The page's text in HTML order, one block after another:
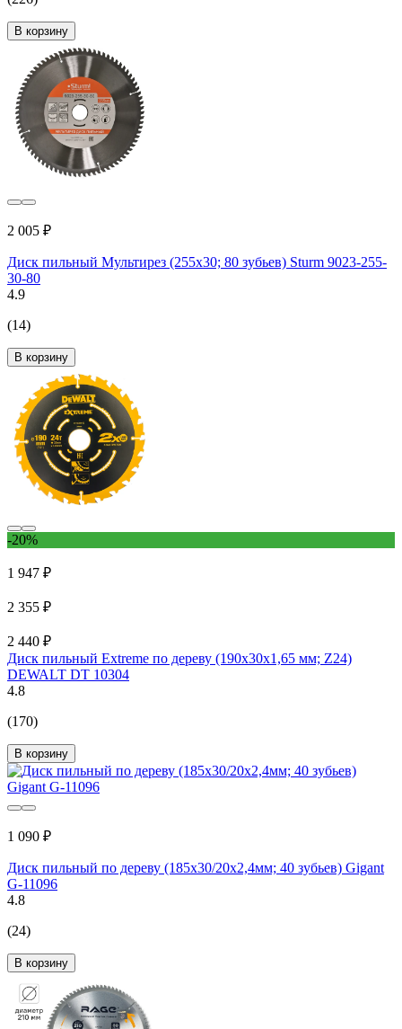
В корзину
2 005 ₽
Диск пильный Мультирез (255x30; 80 зубьев) Sturm 9023-255-
30-80
4.9
(14)
В корзину
-20%
1 947 ₽
2 355 ₽
2 440 ₽
Диск пильный Extreme по дереву (190х30х1,65 мм; Z24)
DEWALT DT 10304
4.8
(170)
В корзину
1 090 ₽
Диск пильный по дереву (185х30/20х2,4мм; 40 зубьев) Gigant
G-11096
4.8
(24)
В корзину